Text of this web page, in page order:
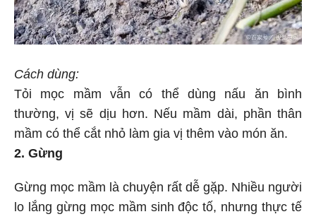
Cách dùng:
Tỏi mọc mầm vẫn có thể dùng nấu ăn bình
thường, vị sẽ dịu hơn. Nếu mầm dài, phần thân
mầm có thể cắt nhỏ làm gia vị thêm vào món ăn.
2. Gừng
Gừng mọc mầm là chuyện rất dễ gặp. Nhiều người
lo lắng gừng mọc mầm sinh độc tố, nhưng thực tế